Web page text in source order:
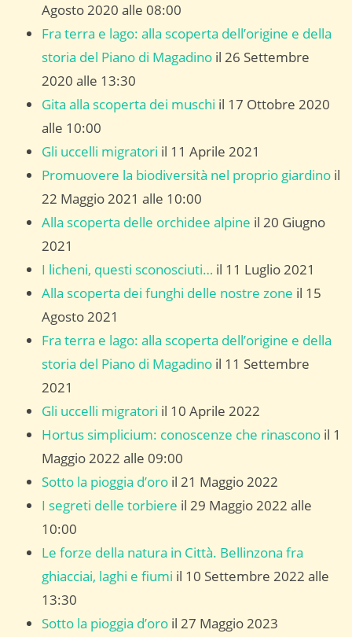
Agosto 2020 alle 08:00
Fra terra e lago: alla scoperta dell’origine e della
storia del Piano di Magadino il 26 Settembre
2020 alle 13:30
Gita alla scoperta dei muschi il 17 Ottobre 2020
alle 10:00
Gli uccelli migratori il 11 Aprile 2021
Promuovere la biodiversità nel proprio giardino il
22 Maggio 2021 alle 10:00
Alla scoperta delle orchidee alpine il 20 Giugno
2021
I licheni, questi sconosciuti… il 11 Luglio 2021
Alla scoperta dei funghi delle nostre zone il 15
Agosto 2021
Fra terra e lago: alla scoperta dell’origine e della
storia del Piano di Magadino il 11 Settembre
2021
Gli uccelli migratori il 10 Aprile 2022
Hortus simplicium: conoscenze che rinascono il 1
Maggio 2022 alle 09:00
Sotto la pioggia d’oro il 21 Maggio 2022
I segreti delle torbiere il 29 Maggio 2022 alle
10:00
Le forze della natura in Città. Bellinzona fra
ghiacciai, laghi e fiumi il 10 Settembre 2022 alle
13:30
Sotto la pioggia d’oro il 27 Maggio 2023